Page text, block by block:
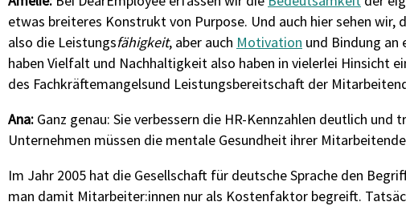
etwas breiteres Konstrukt von Purpose. Und auch hier sehen wir,
also die Leistungsfähigkeit, aber auch Motivation und Bindung an
haben Vielfalt und Nachhaltigkeit also haben in vielerlei Hinsicht
des Fachkräftemangelsund Leistungsbereitschaft der
Ana: Ganz genau: Sie verbessern die HR-Kennzahlen deutlich
Unternehmen müssen die mentale Gesundheit ihrer
Im Jahr 2005 hat die Gesellschaft für deutsche Sprache den
man damit Mitarbeiter:innen nur als Kostenfaktor begreift.